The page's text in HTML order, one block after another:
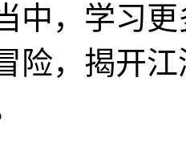
中，学习
险，揭开